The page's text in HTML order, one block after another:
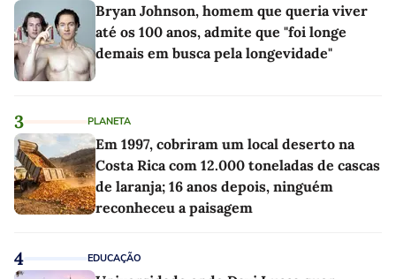
Bryan Johnson, homem que queria viver
até os 100 anos, admite que "foi longe
demais em busca pela longevidade"
3 PLANETA
Em 1997, cobriram um local deserto na
Costa Rica com 12.000 toneladas de cascas
de laranja; 16 anos depois, ninguém
reconheceu a paisagem
4 EDUCAÇÃO